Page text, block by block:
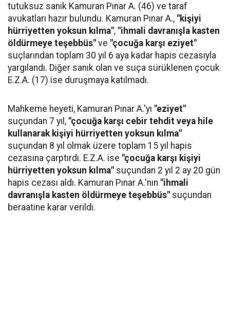
tutuksuz sanık Kamuran Pınar A. (46) ve taraf
avukatları hazır bulundu. Kamuran Pınar A., "kişiyi
hürriyetten yoksun kılma", "ihmali davranışla kasten
öldürmeye teşebbüs" ve "çocuğa karşı eziyet"
suçlarından toplam 30 yıl 6 aya kadar hapis cezasıyla
yargılandı. Diğer sanık olan ve suça sürüklenen çocuk
E.Z.A. (17) ise duruşmaya katılmadı.
Mahkeme heyeti, Kamuran Pınar A.'yı "eziyet"
suçundan 7 yıl, "çocuğa karşı cebir tehdit veya hile
kullanarak kişiyi hürriyetten yoksun kılma"
suçundan 8 yıl olmak üzere toplam 15 yıl hapis
cezasına çarptırdı. E.Z.A. ise "çocuğa karşı kişiyi
hürriyetten yoksun kılma" suçundan 2 yıl 2 ay 20 gün
hapis cezası aldı. Kamuran Pınar A.'nın "ihmali
davranışla kasten öldürmeye teşebbüs" suçundan
beraatine karar verildi.